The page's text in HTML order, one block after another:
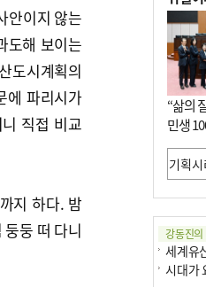
안이지 않는
도해 보이는
도시계획의
에 파리시가
직접 비교
지 하다. 밤
둥 떠 다니
“삶의
민생
면밀
강동진
세계유
시대가